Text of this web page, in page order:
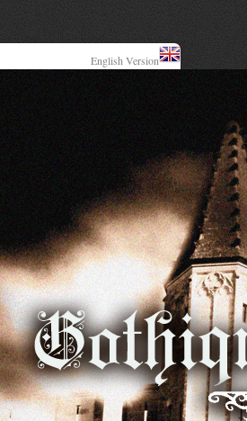
English Version